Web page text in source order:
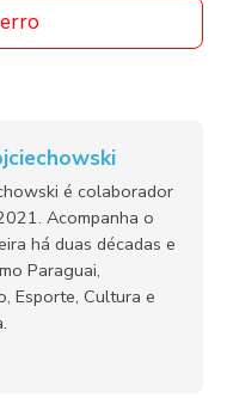
é colaborador
Acompanha o
há duas décadas e
Paraguai,
Esporte, Cultura e